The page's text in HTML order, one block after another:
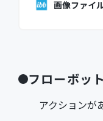
画像ファイ
フローボッ
アクションが